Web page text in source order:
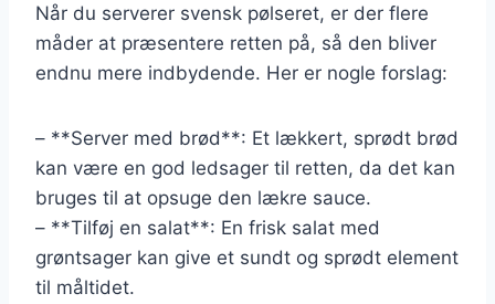
Når du serverer svensk pølseret, er der flere
måder at præsentere retten på, så den bliver
endnu mere indbydende. Her er nogle forslag:
– **Server med brød**: Et lækkert, sprødt brød
kan være en god ledsager til retten, da det kan
bruges til at opsuge den lækre sauce.
– **Tilføj en salat**: En frisk salat med
grøntsager kan give et sundt og sprødt element
til måltidet.